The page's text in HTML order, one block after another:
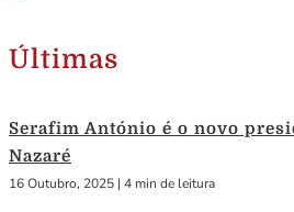
Últimas
Serafim António é o novo
Nazaré
16 Outubro, 2025 | 4 min de leitura